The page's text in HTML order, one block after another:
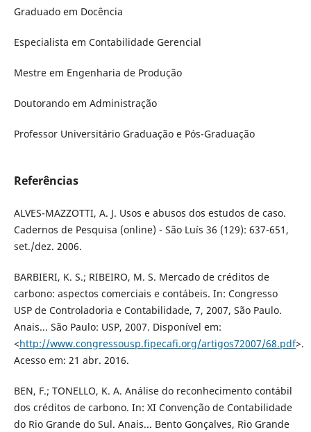
Graduado em Docência
Especialista em Contabilidade Gerencial
Mestre em Engenharia de Produção
Doutorando em Administração
Professor Universitário Graduação e Pós-Graduação
Referências
ALVES-MAZZOTTI, A. J. Usos e abusos dos estudos de caso.
Cadernos de Pesquisa (online) - São Luís 36 (129): 637-651,
set./dez. 2006.
BARBIERI, K. S.; RIBEIRO, M. S. Mercado de créditos de
carbono: aspectos comerciais e contábeis. In: Congresso
USP de Controladoria e Contabilidade, 7, 2007, São Paulo.
Anais... São Paulo: USP, 2007. Disponível em:
<http://www.congressousp.fipecafi.org/artigos72007/68.pdf>.
Acesso em: 21 abr. 2016.
BEN, F.; TONELLO, K. A. Análise do reconhecimento contábil
dos créditos de carbono. In: XI Convenção de Contabilidade
do Rio Grande do Sul. Anais... Bento Gonçalves, Rio Grande